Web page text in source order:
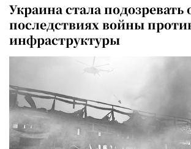
Украина стала подозревать
последствиях войны
инфраструктуры